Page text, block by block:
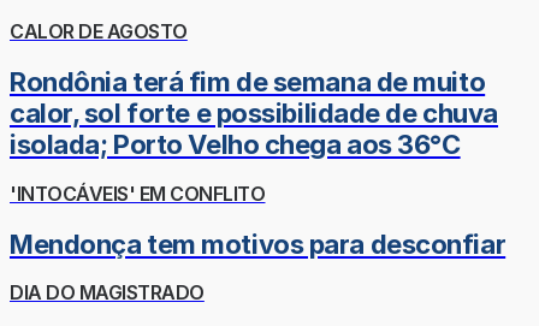
CALOR DE AGOSTO
Rondônia terá fim de semana de muito
calor, sol forte e possibilidade de chuva
isolada; Porto Velho chega aos 36°C
'INTOCÁVEIS' EM CONFLITO
Mendonça tem motivos para desconfiar
DIA DO MAGISTRADO